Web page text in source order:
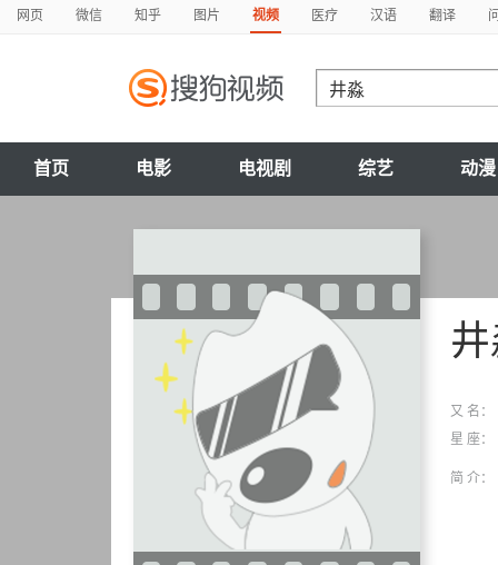
网页 微信 知乎 图片 视频 医疗 汉语 翻译
首页 电影 电视剧 综艺 动漫
又 名：
星 座：
简 介：